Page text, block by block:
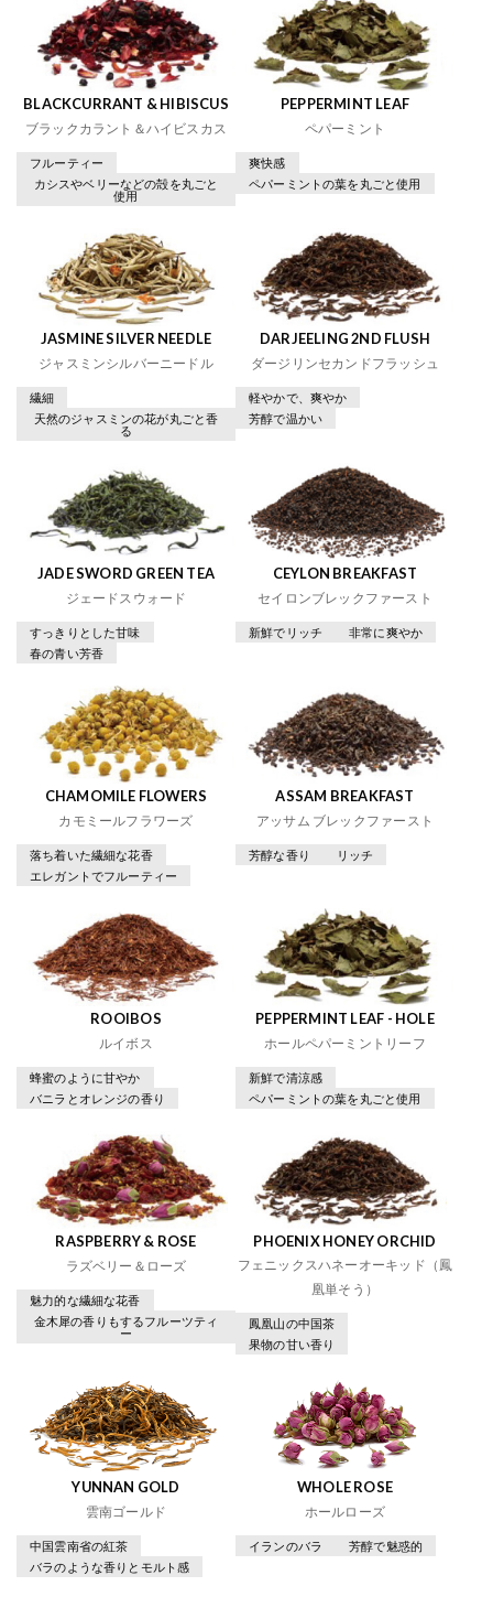
BLACKCURRANT & HIBISCUS
ブラックカラント＆ハイビスカス
フルーティー
カシスやベリーなどの殻を丸ごと
使用
PEPPERMINT LEAF
ペパーミント
爽快感
ペパーミントの葉を丸ごと使用
JASMINE SILVER NEEDLE
ジャスミンシルバーニードル
繊細
天然のジャスミンの花が丸ごと香
る
DARJEELING 2ND FLUSH
ダージリンセカンドフラッシュ
軽やかで、爽やか
芳醇で温かい
JADE SWORD GREEN TEA
ジェードスウォード
すっきりとした甘味
春の青い芳香
CEYLON BREAKFAST
セイロンブレックファースト
新鮮でリッチ 非常に爽やか
CHAMOMILE FLOWERS
カモミールフラワーズ
落ち着いた繊細な花香
エレガントでフルーティー
ASSAM BREAKFAST
アッサム ブレックファースト
芳醇な香り リッチ
ROOIBOS
ルイボス
蜂蜜のように甘やか
バニラとオレンジの香り
PEPPERMINT LEAF - HOLE
ホールペパーミントリーフ
新鮮で清涼感
ペパーミントの葉を丸ごと使用
RASPBERRY & ROSE
ラズベリー＆ローズ
魅力的な繊細な花香
金木犀の香りもするフルーツティ
ー
PHOENIX HONEY ORCHID
フェニックスハネーオーキッド（鳳
凰単そう）
鳳凰山の中国茶
果物の甘い香り
YUNNAN GOLD
雲南ゴールド
中国雲南省の紅茶
バラのような香りとモルト感
WHOLE ROSE
ホールローズ
イランのバラ 芳醇で魅惑的